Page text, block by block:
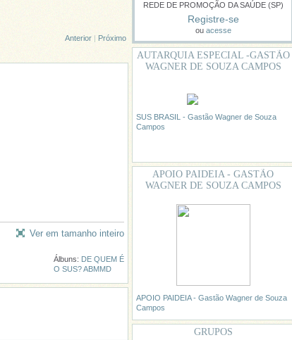
Anterior | Próximo
Ver em tamanho inteiro
Álbuns: DE QUEM É
O SUS? ABMMD
REDE DE PROMOÇÃO DA SAÚDE (SP)
Registre-se
ou acesse
AUTARQUIA ESPECIAL -GASTÃO
WAGNER DE SOUZA CAMPOS
SUS BRASIL - Gastão Wagner de Souza
Campos
APOIO PAIDEIA - GASTÃO
WAGNER DE SOUZA CAMPOS
APOIO PAIDEIA - Gastão Wagner de Souza
Campos
GRUPOS